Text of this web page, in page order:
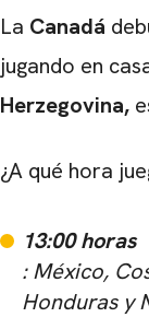
La Canadá
jugando en
Herzegovina,
¿A qué hora
13:00 horas
: México,
Honduras y